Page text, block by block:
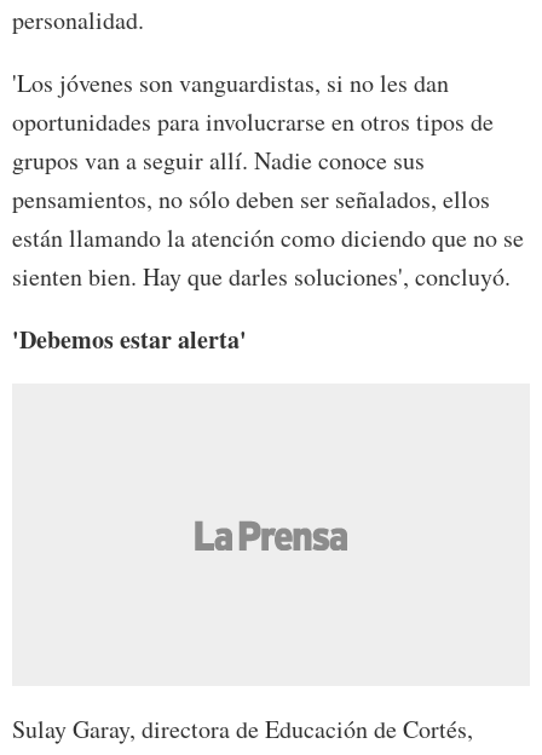
personalidad.
'Los jóvenes son vanguardistas, si no les dan
oportunidades para involucrarse en otros tipos de
grupos van a seguir allí. Nadie conoce sus
pensamientos, no sólo deben ser señalados, ellos
están llamando la atención como diciendo que no se
sienten bien. Hay que darles soluciones', concluyó.
'Debemos estar alerta'
Sulay Garay, directora de Educación de Cortés,